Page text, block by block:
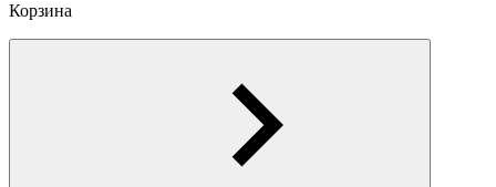
Корзина